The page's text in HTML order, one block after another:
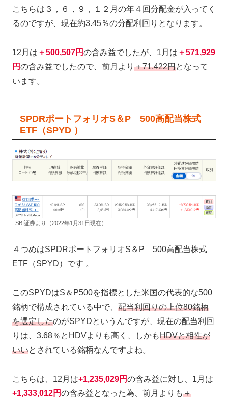
こちらは３，６，９，１２月の年４回分配金が入ってく
るのですが、現在約3.45％の分配利回りとなります。
12月は ＋500,507円の含み益でしたが、1月は ＋571,929
円の含み益でしたので、前月より ＋71,422円となって
います。
SPDRポートフォリオS＆P 500高配当株式
ETF（SPYD ）
SBI証券より（2022年1月31日現在）
４つめはSPDRポートフォリオS＆P 500高配当株式
ETF（SPYD）です 。
このSPYDはS＆P500を指標とした米国の代表的な500
銘柄で構成されている中で、 配当利回りの上位80銘柄
を選定したのがSPYDというんですが、現在の配当利回
りは、3.68％とHDVよりも高く、しかもHDVと相性が
いいとされている銘柄なんですよね。
こちらは、12月は+1,235,029円の含み益に対し、1月は
+1,333,012円の含み益となった為、前月よりも＋